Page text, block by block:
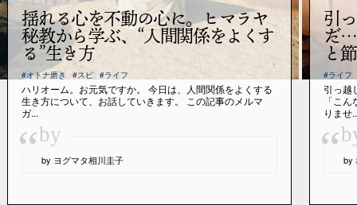
揺れる心を不動の心に。ヒマラヤ
秘教から学ぶ、“人間関係をよくす
る”生き方
#オトナ磨き #スピ #ライフ
ハリオーム。お元気ですか。 今日は、人間関係をよくする
生き方について、お話していきます。 この記事のメルマ
ガ...
“by
by ヨグマタ相川圭子
引
だ…
と
#ライフ
引っ越
「こ
りませ
“ by